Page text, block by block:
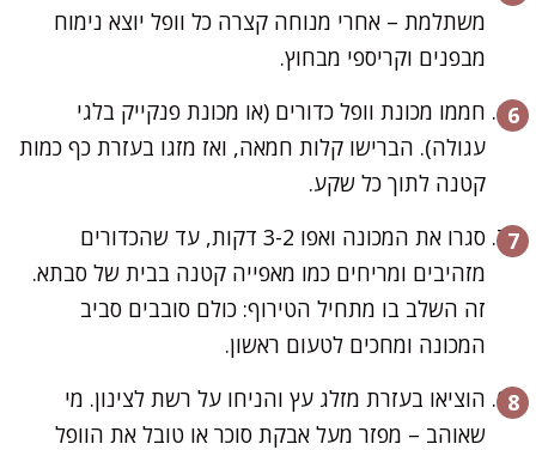
משתלמת – אחרי מנוחה קצרה כל וופל יוצא נימוח
מבפנים וקריספי מבחוץ.
חממו מכונת וופל כדורים (או מכונת פנקייק בלגי
עגולה). הברישו קלות חמאה, ואז מזגו בעזרת כף כמות
קטנה לתוך כל שקע.
סגרו את המכונה ואפו 3-2 דקות, עד שהכדורים
מזהיבים ומריחים כמו מאפייה קטנה בבית של סבתא.
זה השלב בו מתחיל הטירוף: כולם סובבים סביב
המכונה ומחכים לטעום ראשון.
הוציאו בעזרת מזלג עץ והניחו על רשת לצינון. מי
שאוהב – מפזר מעל אבקת סוכר או טובל את הוופל